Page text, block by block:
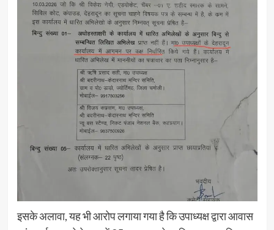
इसके अलावा, यह भी आरोप लगाया गया है कि उपाध्यक्ष द्वारा आवास